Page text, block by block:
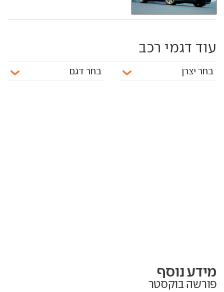
עוד דגמי רכב
מידע נוסף
פורשה בוקסטר